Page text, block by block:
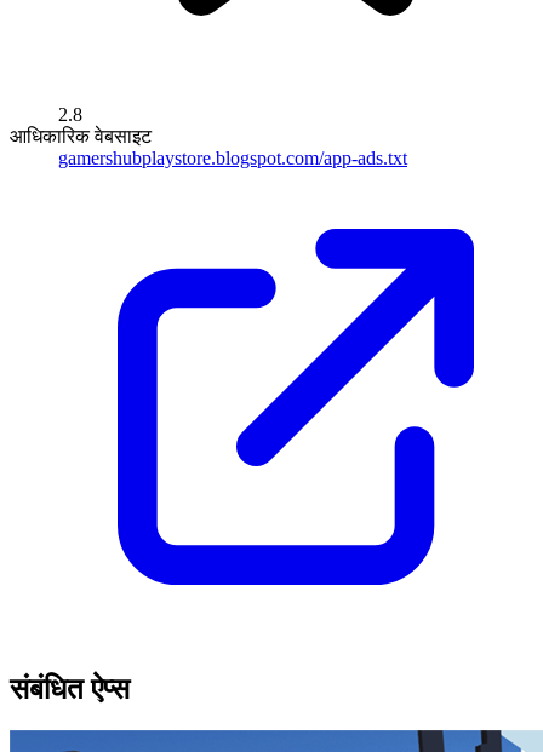
2.8
आधिकारिक वेबसाइट
gamershubplaystore.blogspot.com/app-ads.txt
संबंधित ऐप्स